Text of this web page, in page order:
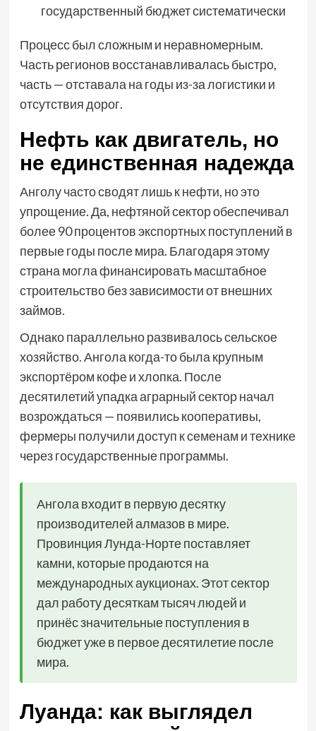
государственный бюджет систематически
Процесс был сложным и неравномерным.
Часть регионов восстанавливалась быстро,
часть — отставала на годы из-за логистики и
отсутствия дорог.
Нефть как двигатель, но
не единственная надежда
Анголу часто сводят лишь к нефти, но это
упрощение. Да, нефтяной сектор обеспечивал
более 90 процентов экспортных поступлений в
первые годы после мира. Благодаря этому
страна могла финансировать масштабное
строительство без зависимости от внешних
займов.
Однако параллельно развивалось сельское
хозяйство. Ангола когда-то была крупным
экспортёром кофе и хлопка. После
десятилетий упадка аграрный сектор начал
возрождаться — появились кооперативы,
фермеры получили доступ к семенам и технике
через государственные программы.
Ангола входит в первую десятку
производителей алмазов в мире.
Провинция Лунда-Норте поставляет
камни, которые продаются на
международных аукционах. Этот сектор
дал работу десяткам тысяч людей и
принёс значительные поступления в
бюджет уже в первое десятилетие после
мира.
Луанда: как выглядел